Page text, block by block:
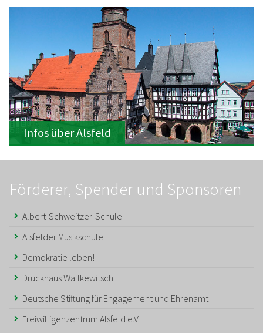
Infos über Alsfeld
Förderer, Spender und Sponsoren
Albert-Schweitzer-Schule
Alsfelder Musikschule
Demokratie leben!
Druckhaus Waitkewitsch
Deutsche Stiftung für Engagement und Ehrenamt
Freiwilligenzentrum Alsfeld e.V.